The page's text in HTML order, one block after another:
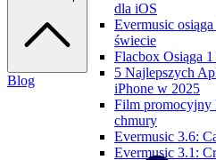
dla iOS
Evermusic
świecie
Flacbox Osiąga
5 Najlepszych
iPhone w 2025
Film promocyjny
chmury
Evermusic 3.6:
Evermusic 3.1:
Blog